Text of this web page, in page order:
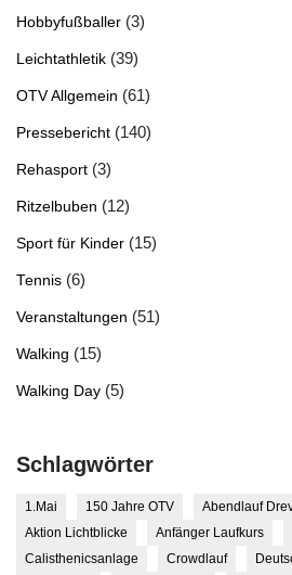
Hobbyfußballer (3)
Leichtathletik (39)
OTV Allgemein (61)
Pressebericht (140)
Rehasport (3)
Ritzelbuben (12)
Sport für Kinder (15)
Tennis (6)
Veranstaltungen (51)
Walking (15)
Walking Day (5)
Schlagwörter
1.Mai 150 Jahre OTV
Abendlauf
Aktion Lichtblicke
Anfänger Laufkurs
Calisthenicsanlage
Crowdlauf